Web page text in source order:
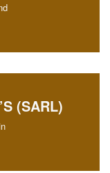
(SARL)